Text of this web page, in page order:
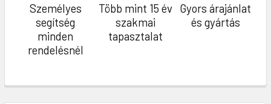
Személyes
segítség
minden
rendelésnél
Több mint 15 év
szakmai
tapasztalat
Gyors árajánlat
és gyártás